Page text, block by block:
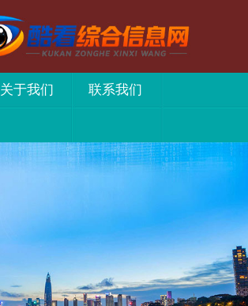
关于我们 联系我们